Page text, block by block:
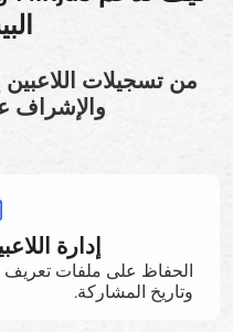
من تسجيلات اللاعبين
والإشراف
إدارة
الحفاظ على ملفات تعريف
وتاريخ المشاركة.